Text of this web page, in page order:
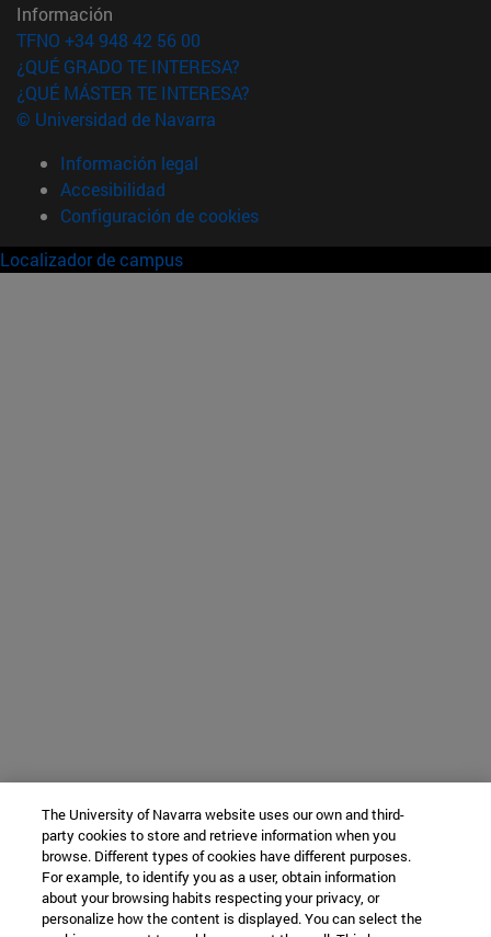
Información
TFNO +34 948 42 56 00
¿QUÉ GRADO TE INTERESA?
¿QUÉ MÁSTER TE INTERESA?
© Universidad de Navarra
Información legal
Accesibilidad
Configuración de cookies
Localizador de campus
The University of Navarra website uses our own and third-
party cookies to store and retrieve information when you
browse. Different types of cookies have different purposes.
For example, to identify you as a user, obtain information
about your browsing habits respecting your privacy, or
personalize how the content is displayed. You can select the